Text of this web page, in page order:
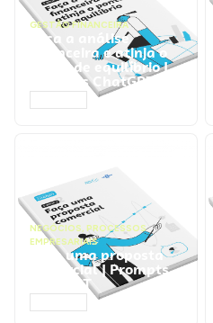
GESTÃO FINANCEIRA
Faça a análise
financeira e atinja o
ponto de equilíbrio |
Prompts ChatGPT
NEGÓCIOS, PROCESSOS
EMPRESARIAIS
Faça uma proposta
comercial | Prompts
ChatGPT